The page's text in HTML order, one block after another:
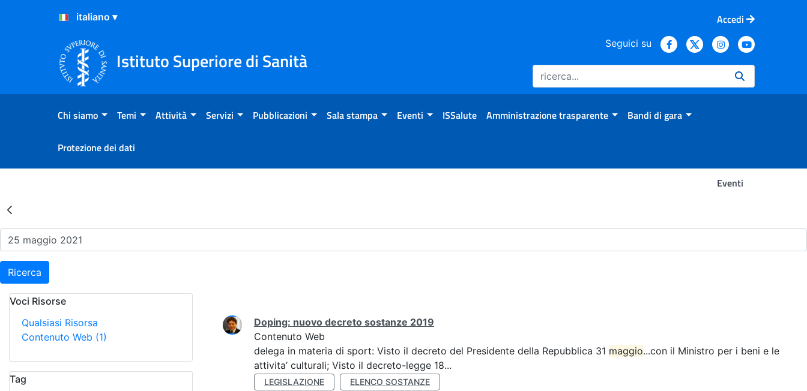
Salta al Contenuto
Salta al Footer
Accedi
Istituto Superiore di Sanità
Seguici su
Chi siamo Temi Attività Servizi Pubblicazioni Sala stampa Eventi ISSalute Amministrazione trasparente Bandi di gara
Protezione dei dati
Eventi
Risultati della Ricerca - Eventi
Ricerca
Voci Risorse
Qualsiasi Risorsa
Contenuto Web (1)
Tag
Ricerca
Doping: nuovo decreto sostanze 2019
Contenuto Web
delega in materia di sport: Visto il decreto del Presidente della Repubblica 31 maggio...con il Ministro per i beni e le
attivita’ culturali; Visto il decreto-legge 18...
LEGISLAZIONE ELENCO SOSTANZE